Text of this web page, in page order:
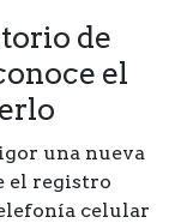
de
el
una nueva
el registro
celular